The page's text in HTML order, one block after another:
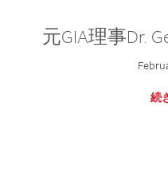
元GIA理事Dr.
続